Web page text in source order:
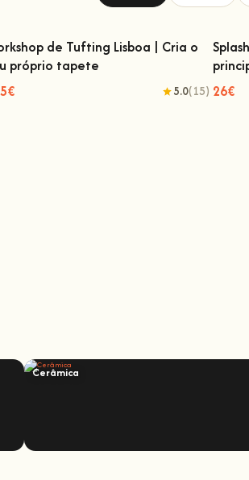
Workshop de Tufting Lisboa | Cria o teu
de Tufting Lisboa | Cria o
próprio tapete
5.0(15) 26€
Cerâmica